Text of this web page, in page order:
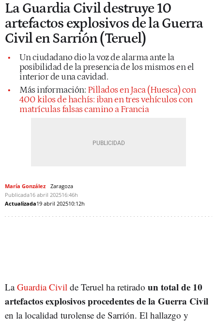
La Guardia Civil destruye 10
artefactos explosivos de la Guerra
Civil en Sarrión (Teruel)
Un ciudadano dio la voz de alarma ante la
posibilidad de la presencia de los mismos en el
interior de una cavidad.
Más información: Pillados en Jaca (Huesca) con
400 kilos de hachís: iban en tres vehículos con
matrículas falsas camino a Francia
María González
Zaragoza
Publicada16 abril 202516:46h
Actualizada19 abril 202510:12h
LaGuardia Civil de Teruel ha retirado un total de 10
artefactos explosivos procedentes de la Guerra Civil
en la localidad turolense de Sarrión. El hallazgo y